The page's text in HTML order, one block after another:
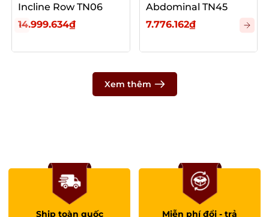
Incline Row TN06
14.999.634₫
Abdominal TN45
7.776.162₫
Xem thêm
Ship toàn quốc Miễn phí đổi - trả